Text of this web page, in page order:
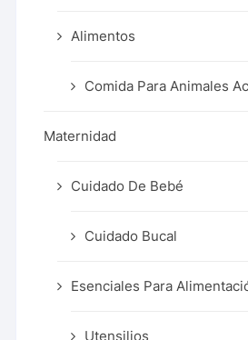
Alimentos
Comida Para Animales
Maternidad
Cuidado De Bebé
Cuidado Bucal
Esenciales Para
Utensilios